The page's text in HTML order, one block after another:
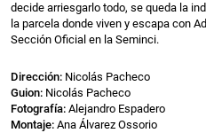
decide arriesgarlo todo, se queda la
la parcela donde viven y escapa con
Sección Oficial en la Seminci.
Dirección: Nicolás Pacheco
Guion: Nicolás Pacheco
Fotografía: Alejandro Espadero
Montaje: Ana Álvarez Ossorio